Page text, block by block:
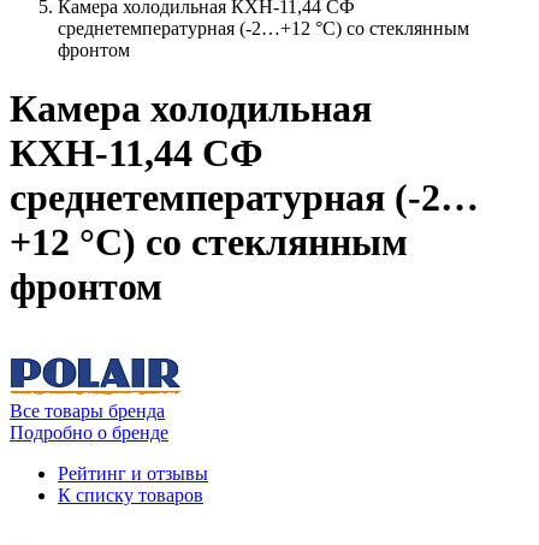
Камера холодильная КХН-11,44 СФ
среднетемпературная (-2…+12 °C) со стеклянным
фронтом
Камера холодильная
КХН-11,44 СФ
среднетемпературная (-2…
+12 °C) со стеклянным
фронтом
Все товары бренда
Подробно о бренде
Рейтинг и отзывы
К списку товаров